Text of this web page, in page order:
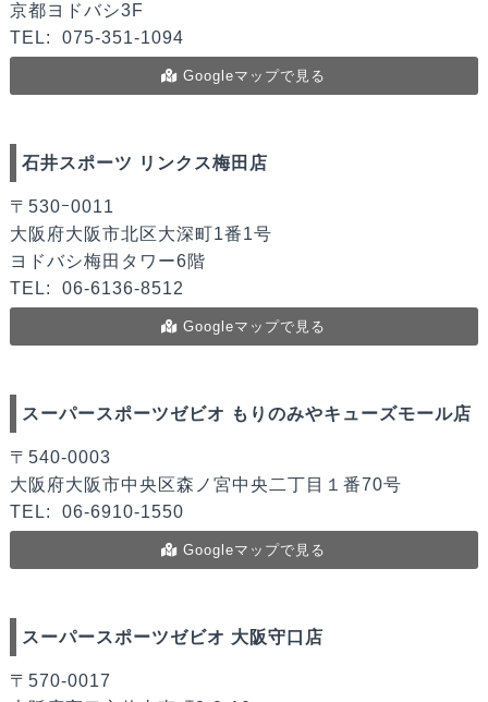
京都ヨドバシ3F
TEL:
075-351-1094
Googleマップで見る
石井スポーツ リンクス梅田店
〒530ｰ0011
大阪府大阪市北区大深町1番1号
ヨドバシ梅田タワー6階
TEL:
06-6136-8512
Googleマップで見る
スーパースポーツゼビオ もりのみやキューズモール店
〒540-0003
大阪府大阪市中央区森ノ宮中央二丁目１番70号
TEL:
06-6910-1550
Googleマップで見る
スーパースポーツゼビオ 大阪守口店
〒570-0017